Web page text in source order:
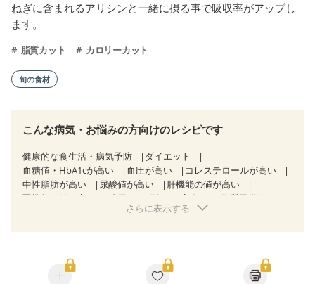
ねぎに含まれるアリシンと一緒に摂る事で吸収率がアップし
ます。
脂質カット カロリーカット
旬の食材
こんな病気・お悩みの方向けのレシピです
健康的な食生活・病気予防
ダイエット
血糖値・HbA1cが高い
血圧が高い
コレステロールが高い
中性脂肪が高い
尿酸値が高い
肝機能の値が高い
腎機能の値が高い
糖尿病（2型） 高血圧
脂質異常症
狭心症 心筋梗塞
糖尿病性腎症（第２期）
糖尿病性腎症（第３期）
さらに表示する